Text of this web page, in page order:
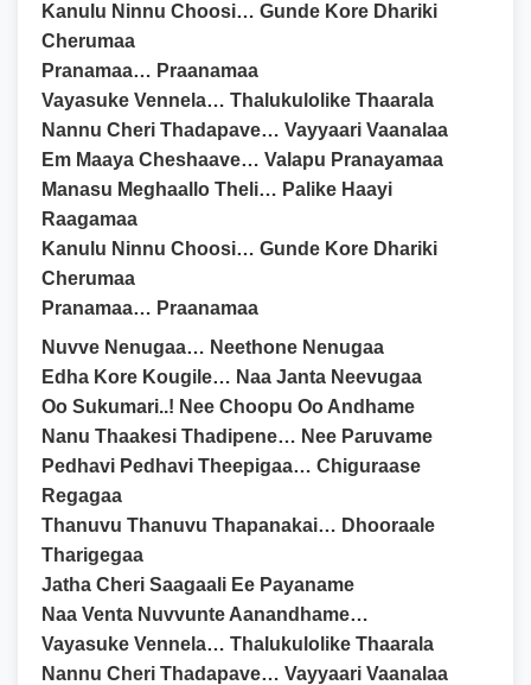
Kanulu Ninnu Choosi… Gunde Kore Dhariki
Cherumaa
Pranamaa… Praanamaa
Vayasuke Vennela… Thalukulolike Thaarala
Nannu Cheri Thadapave… Vayyaari Vaanalaa
Em Maaya Cheshaave… Valapu Pranayamaa
Manasu Meghaallo Theli… Palike Haayi
Raagamaa
Kanulu Ninnu Choosi… Gunde Kore Dhariki
Cherumaa
Pranamaa… Praanamaa
Nuvve Nenugaa… Neethone Nenugaa
Edha Kore Kougile… Naa Janta Neevugaa
Oo Sukumari..! Nee Choopu Oo Andhame
Nanu Thaakesi Thadipene… Nee Paruvame
Pedhavi Pedhavi Theepigaa… Chiguraase
Regagaa
Thanuvu Thanuvu Thapanakai… Dhooraale
Tharigegaa
Jatha Cheri Saagaali Ee Payaname
Naa Venta Nuvvunte Aanandhame…
Vayasuke Vennela… Thalukulolike Thaarala
Nannu Cheri Thadapave… Vayyaari Vaanalaa